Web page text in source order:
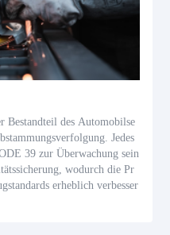
Bestandteil des Automobilse
Jedes
39 zur Überwachung sein
wodurch die Pr
erheblich verbesser